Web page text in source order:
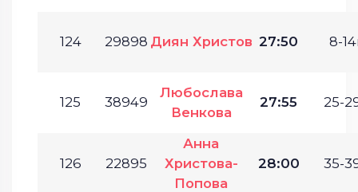
124 29898 Диян Христов 27:50 8-
125 38949
Любослава
Венкова
27:55 25-
126 22895
Анна
Христова-
Попова
28:00 35-